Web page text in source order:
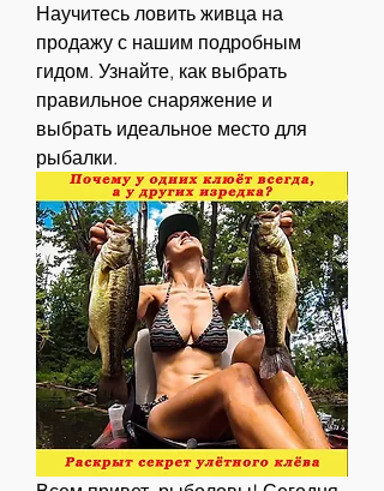
Научитесь ловить живца на
продажу с нашим подробным
гидом. Узнайте, как выбрать
правильное снаряжение и
выбрать идеальное место для
рыбалки.